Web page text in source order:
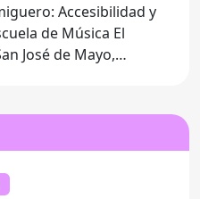
Accesibilidad y
José de Mayo,